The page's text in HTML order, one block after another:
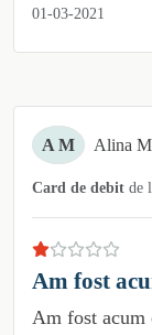
01-03-2021
A M Alina
Card de debit de
Am fost
Am fost acum